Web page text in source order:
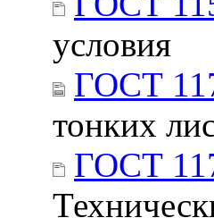
условия
ГОСТ
тонких
ГОСТ